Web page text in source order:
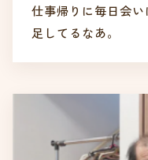
仕事帰りに毎日会
足してるなあ。